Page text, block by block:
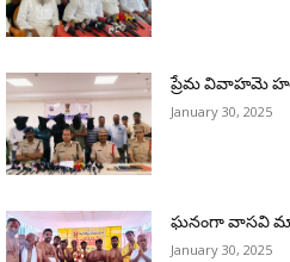
ప్రేమ వివాహమె
January 30, 2025
ఘనంగా వాసవి
January 30, 2025